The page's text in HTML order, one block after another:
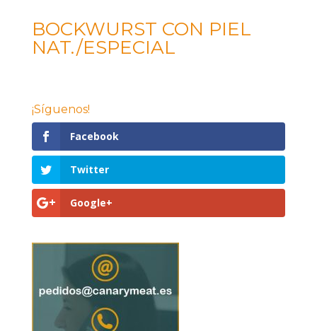
BOCKWURST CON PIEL
NAT./ESPECIAL
¡Síguenos!
Facebook
Twitter
Google+